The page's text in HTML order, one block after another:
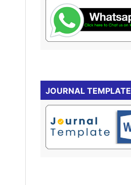
JOURNAL TEMPLATE